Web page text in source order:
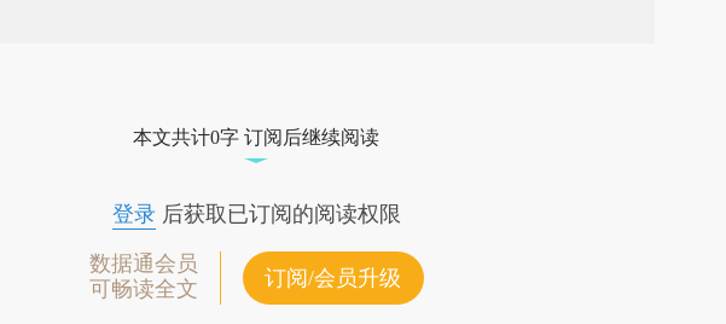
真实意图存在偏差。不代表财新观点和立场。推荐点击链接阅读原
本文共计0字 订阅后继续阅读
登录后获取已订阅的阅读权限
数据通会员
可畅读全文
订阅/会员升级